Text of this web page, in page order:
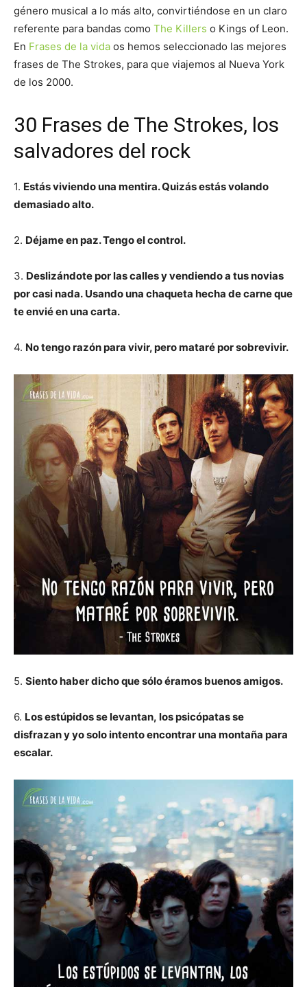
género musical a lo más alto, convirtiéndose en un claro
referente para bandas como The Killers o Kings of Leon.
En Frases de la vida os hemos seleccionado las mejores
frases de The Strokes, para que viajemos al Nueva York
de los 2000.
30 Frases de The Strokes, los
salvadores del rock
1. Estás viviendo una mentira. Quizás estás volando
demasiado alto.
2. Déjame en paz. Tengo el control.
3. Deslizándote por las calles y vendiendo a tus novias
por casi nada. Usando una chaqueta hecha de carne que
te envié en una carta.
4. No tengo razón para vivir, pero mataré por sobrevivir.
5. Siento haber dicho que sólo éramos buenos amigos.
6. Los estúpidos se levantan, los psicópatas se
disfrazan y yo solo intento encontrar una montaña para
escalar.